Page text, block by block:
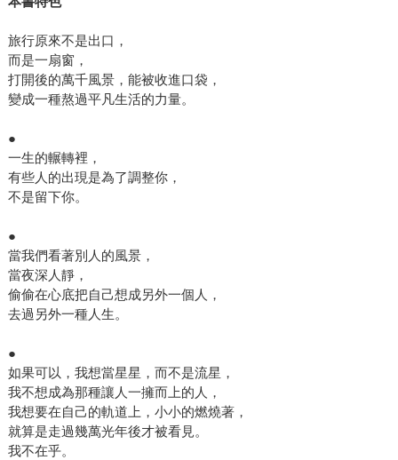
旅行原來不是出口，
而是一扇窗，
打開後的萬千風景，能被收進口袋，
變成一種熬過平凡生活的力量。
●
一生的輾轉裡，
有些人的出現是為了調整你，
不是留下你。
●
當我們看著別人的風景，
當夜深人靜，
偷偷在心底把自己想成另外一個人，
去過另外一種人生。
●
如果可以，我想當星星，而不是流星，
我不想成為那種讓人一擁而上的人，
我想要在自己的軌道上，小小的燃燒著，
就算是走過幾萬光年後才被看見。
我不在乎。